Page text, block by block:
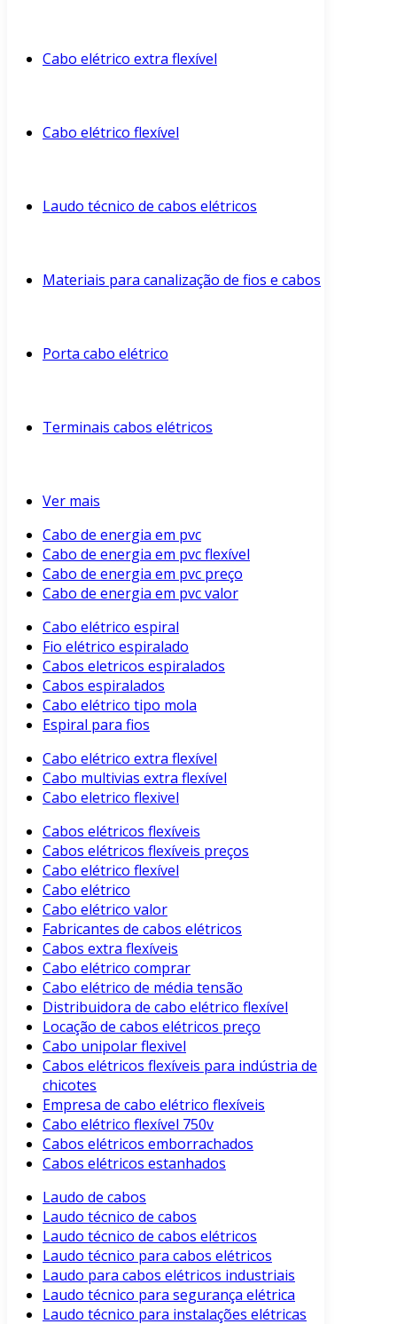
Cabo elétrico extra flexível
Cabo elétrico flexível
Laudo técnico de cabos elétricos
Materiais para canalização de fios e cabos
Porta cabo elétrico
Terminais cabos elétricos
Ver mais
Cabo de energia em pvc
Cabo de energia em pvc flexível
Cabo de energia em pvc preço
Cabo de energia em pvc valor
Cabo elétrico espiral
Fio elétrico espiralado
Cabos eletricos espiralados
Cabos espiralados
Cabo elétrico tipo mola
Espiral para fios
Cabo elétrico extra flexível
Cabo multivias extra flexível
Cabo eletrico flexivel
Cabos elétricos flexíveis
Cabos elétricos flexíveis preços
Cabo elétrico flexível
Cabo elétrico
Cabo elétrico valor
Fabricantes de cabos elétricos
Cabos extra flexíveis
Cabo elétrico comprar
Cabo elétrico de média tensão
Distribuidora de cabo elétrico flexível
Locação de cabos elétricos preço
Cabo unipolar flexivel
Cabos elétricos flexíveis para indústria de
chicotes
Empresa de cabo elétrico flexíveis
Cabo elétrico flexível 750v
Cabos elétricos emborrachados
Cabos elétricos estanhados
Laudo de cabos
Laudo técnico de cabos
Laudo técnico de cabos elétricos
Laudo técnico para cabos elétricos
Laudo para cabos elétricos industriais
Laudo técnico para segurança elétrica
Laudo técnico para instalações elétricas